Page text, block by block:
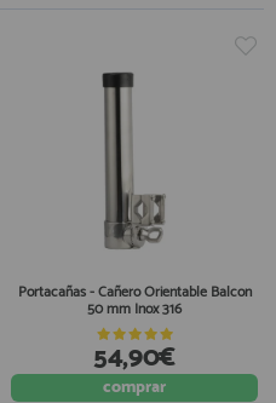
Portacañas - Cañero Orientable Balcon
50 mm Inox 316
54,90€
comprar